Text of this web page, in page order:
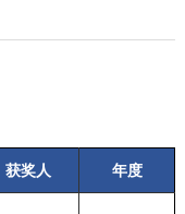
获奖人 年度